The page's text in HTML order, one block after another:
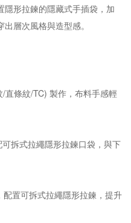
隱形拉鍊的隱藏式手插袋，加
層次風格與造型感。
直條紋/TC) 製作，布料手感輕
拆式拉繩隱形拉鍊口袋，與下
置可拆式拉繩隱形拉鍊，提升